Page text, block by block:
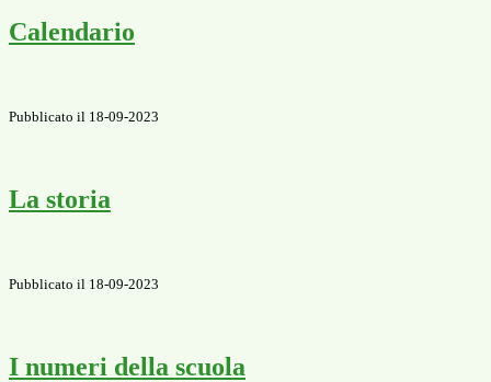
Calendario
Pubblicato il 18-09-2023
La storia
Pubblicato il 18-09-2023
I numeri della scuola